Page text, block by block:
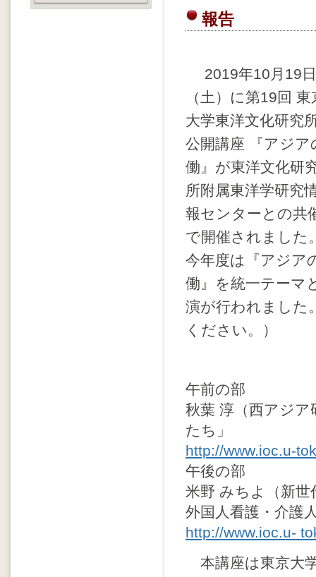
報告
2019年10月19日
（土）に第19回 東
大学東洋文化研究
公開講座 『アジア
働』が東洋文化研
所附属東洋学研究
報センターとの共
で開催されました
今年度は『アジア
働』を統一テーマ
演が行われました
ください。）
午前の部
秋葉 淳（西アジア
たち」
http://www.ioc.u-
午後の部
米野 みちよ（新世
外国人看護・介護
http://www.ioc.u-
本講座は東京大